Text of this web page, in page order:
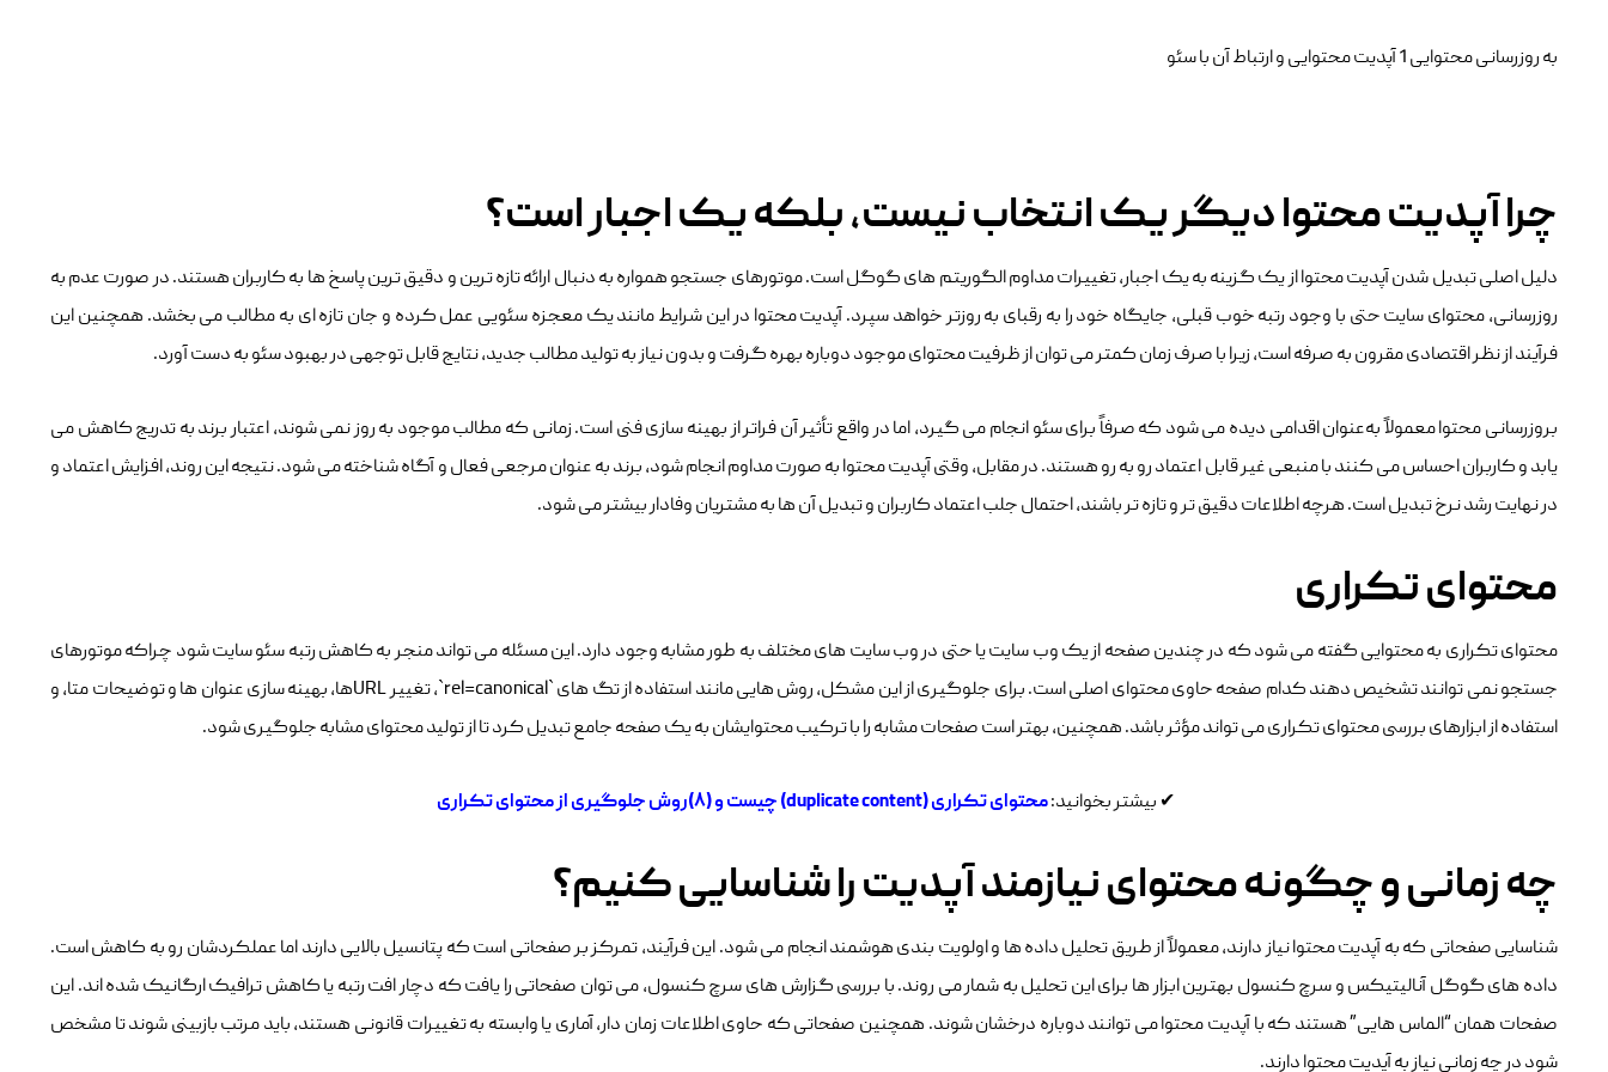
به روزرسانی محتوایی 1 آپدیت محتوایی و ارتباط آن با سئو
چرا آپدیت محتوا دیگر یک انتخاب نیست، بلکه یک اجبار است؟
دلیل اصلی تبدیل شدن آپدیت محتوا از یک گزینه به یک اجبار، تغییرات مداوم الگوریتم‌ های گوگل است. موتورهای جستجو همواره به دنبال ارائه تازه ‌ترین و دقیق ‌ترین پاسخ‌ ها به کاربران هستند. در صورت عدم به‌
روزرسانی، محتوای سایت حتی با وجود رتبه خوب قبلی، جایگاه خود را به رقبای به‌ روزتر خواهد سپرد. آپدیت محتوا در این شرایط مانند یک معجزه سئویی عمل کرده و جان تازه‌ ای به مطالب می ‌بخشد. همچنین این
فرآیند از نظر اقتصادی مقرون‌ به‌ صرفه است، زیرا با صرف زمان کمتر می‌ توان از ظرفیت محتوای موجود دوباره بهره گرفت و بدون نیاز به تولید مطالب جدید، نتایج قابل‌ توجهی در بهبود سئو به دست آورد.
بروزرسانی محتوا معمولاً به‌عنوان اقدامی دیده می ‌شود که صرفاً برای سئو انجام می ‌گیرد، اما در واقع تأثیر آن فراتر از بهینه‌ سازی فنی است. زمانی که مطالب موجود به‌ روز نمی ‌شوند، اعتبار برند به ‌تدریج کاهش می
‌یابد و کاربران احساس می ‌کنند با منبعی غیر قابل‌ اعتماد رو به ‌رو هستند. در مقابل، وقتی آپدیت محتوا به‌ صورت مداوم انجام شود، برند به‌ عنوان مرجعی فعال و آگاه شناخته می‌ شود. نتیجه این روند، افزایش اعتماد و
در نهایت رشد نرخ تبدیل است. هرچه اطلاعات دقیق‌ تر و تازه ‌تر باشند، احتمال جلب اعتماد کاربران و تبدیل آن‌ ها به مشتریان وفادار بیشتر می ‌شود.
محتوای تکراری
محتوای تکراری به محتوایی گفته می‌ شود که در چندین صفحه از یک وب‌ سایت یا حتی در وب‌ سایت‌ های مختلف به‌ طور مشابه وجود دارد. این مسئله می‌ تواند منجر به کاهش رتبه سئو سایت شود چراکه موتورهای
جستجو نمی‌ توانند تشخیص دهند کدام صفحه حاوی محتوای اصلی است. برای جلوگیری از این مشکل، روش‌ هایی مانند استفاده از تگ‌ های `rel=canonical`، تغییر URL‌ها، بهینه‌ سازی عنوان‌ ها و توضیحات متا، و
استفاده از ابزارهای بررسی محتوای تکراری می‌ تواند مؤثر باشد. همچنین، بهتر است صفحات مشابه را با ترکیب محتوایشان به یک صفحه جامع تبدیل کرد تا از تولید محتوای مشابه جلوگیری شود.
✔ بیشتر بخوانید:محتوای تکراری (duplicate content) چیست و (۸)روش جلوگیری از محتوای تکراری
چه زمانی و چگونه محتوای نیازمند آپدیت را شناسایی کنیم؟
شناسایی صفحاتی که به آپدیت محتوا نیاز دارند، معمولاً از طریق تحلیل داده ‌ها و اولویت ‌بندی هوشمند انجام می ‌شود. این فرآیند، تمرکز بر صفحاتی است که پتانسیل بالایی دارند اما عملکردشان رو به کاهش است.
داده ‌های گوگل آنالیتیکس و سرچ کنسول بهترین ابزار ها برای این تحلیل به شمار می ‌روند. با بررسی گزارش‌ های سرچ کنسول، می ‌توان صفحاتی را یافت که دچار افت رتبه یا کاهش ترافیک ارگانیک شده‌ اند. این
صفحات همان “الماس‌ هایی” هستند که با آپدیت محتوا می‌ توانند دوباره درخشان شوند. همچنین صفحاتی که حاوی اطلاعات زمان ‌دار، آماری یا وابسته به تغییرات قانونی هستند، باید مرتب بازبینی شوند تا مشخص
شود در چه زمانی نیاز به آپدیت محتوا دارند.